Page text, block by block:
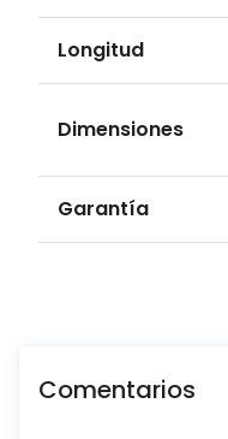
Longitud
Dimensiones
Garantía
Comentarios